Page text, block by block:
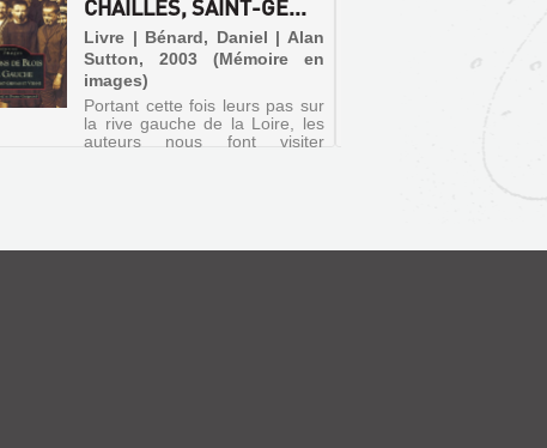
CHAILLES, SAINT-GE...
Livre | Bénard, Daniel | Alan
Sutton, 2003 (Mémoire en
images)
Portant cette fois leurs pas sur
la rive gauche de la Loire, les
auteurs nous font visiter